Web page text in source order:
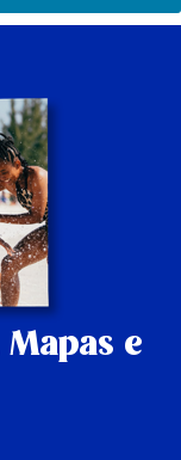
Mapas e